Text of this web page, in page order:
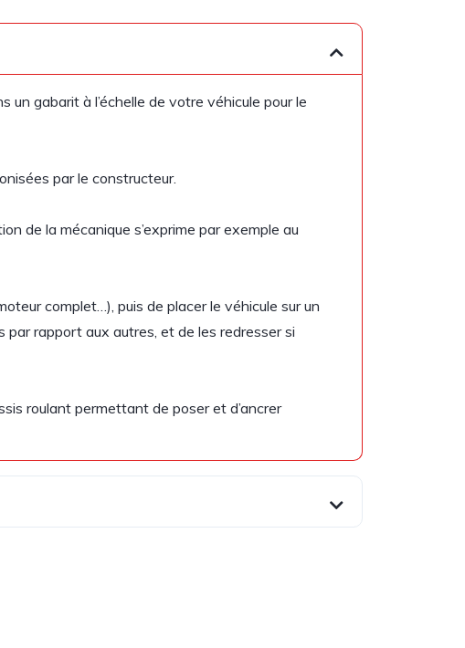
un gabarit à l’échelle de votre véhicule pour le
par le constructeur.
de la mécanique s’exprime par exemple au
complet…), puis de placer le véhicule sur un
rapport aux autres, et de les redresser si
roulant permettant de poser et d’ancrer